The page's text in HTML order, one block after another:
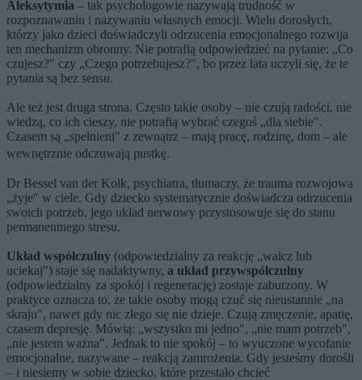
Aleksytymia – tak psychologowie nazywają trudność w
rozpoznawaniu i nazywaniu własnych emocji. Wielu dorosłych,
którzy jako dzieci doświadczyli odrzucenia emocjonalnego rozwija
ten mechanizm obronny. Nie potrafią odpowiedzieć na pytanie: „Co
czujesz?" czy „Czego potrzebujesz?", bo przez lata uczyli się, że te
pytania są bez sensu.
Ale też jest druga strona. Często takie osoby – nie czują radości, nie
wiedzą, co ich cieszy, nie potrafią wybrać czegoś „dla siebie".
Czasem są „spełnieni" z zewnątrz – mają pracę, rodzinę, dom – ale
wewnętrznie odczuwają pustkę.
Dr Bessel van der Kolk, psychiatra, tłumaczy, że trauma rozwojowa
„żyje" w ciele. Gdy dziecko systematycznie doświadcza odrzucenia
swoich potrzeb, jego układ nerwowy przystosowuje się do stanu
permanentnego stresu.
Układ współczulny (odpowiedzialny za reakcję „walcz lub
uciekaj") staje się nadaktywny, a układ przywspółczulny
(odpowiedzialny za spokój i regenerację) zostaje zaburzony. W
praktyce oznacza to, że takie osoby mogą czuć się nieustannie „na
skraju", nawet gdy nic złego się nie dzieje. Czują zmęczenie, apatię,
czasem depresję. Mówią: „wszystko mi jedno", „nie mam potrzeb",
„nie jestem ważna". Jednak to nie spokój – to wyuczone wycofanie
emocjonalne, nazywane – reakcją zamrożenia. Gdy jesteśmy dorośli
– i niesiemy w sobie dziecko, które przestało chcieć